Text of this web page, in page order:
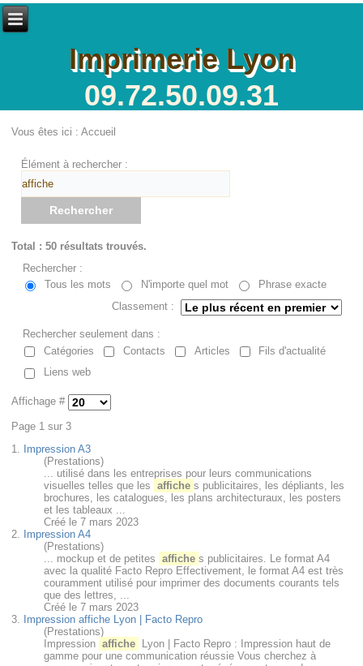
Imprimerie Lyon
09.72.50.09.31
Vous êtes ici :Accueil
Élément à rechercher :
Rechercher
Total : 50 résultats trouvés.
Rechercher :
Tous les mots
N'importe quel mot
Phrase exacte
Classement :
Rechercher seulement dans :
Catégories
Contacts Articles
Fils d'actualité
Liens web
Affichage #
Page 1 sur 3
1. Impression A3
(Prestations)
... utilisé dans les entreprises pour leurs communications
visuelles telles que les
affiche s publicitaires, les dépliants, les
brochures, les catalogues, les plans architecturaux, les posters
et les tableaux ...
Créé le 7 mars 2023
2. Impression A4
(Prestations)
... mockup et de petites
affiche s publicitaires. Le format A4
avec la qualité Facto Repro Effectivement, le format A4 est très
couramment utilisé pour imprimer des documents courants tels
que des lettres, ...
Créé le 7 mars 2023
3. Impression affiche Lyon | Facto Repro
(Prestations)
Impression affiche Lyon | Facto Repro : Impression haut de
gamme pour une communication réussie Vous cherchez à